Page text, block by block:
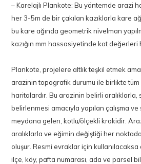
– Karelajlı Plankote: Bu yöntemde arazi
her 3-5m de bir çakılan kazıklarla kare
bu kare ağında geometrik nivelman
kazığın mm hassasiyetinde kot değerleri
Plankote, projelere altlık teşkil etmek
arazinin topografik durumu ile birlikte
haritalardır. Bu arazinin belirli aralıklarla,
belirlenmesi amacıyla yapılan çalışma
meydana gelen, kotlu/ölçekli krokidir.
aralıklarla ve eğimin değiştiği her noktada
oluşur. Resmi evraklar için kullanılacaksa
ilçe, köy, pafta numarası, ada ve parsel